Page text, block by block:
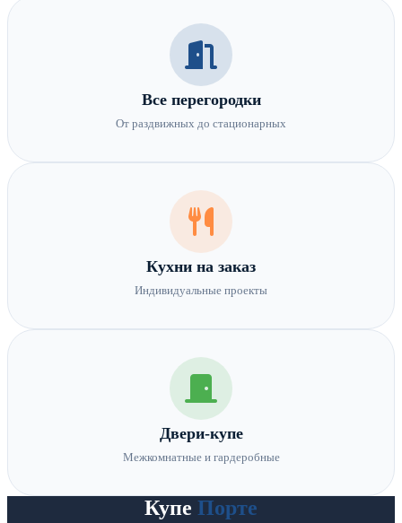
Все перегородки
От раздвижных до стационарных
Кухни на заказ
Индивидуальные проекты
Двери-купе
Межкомнатные и гардеробные
Купе Порте